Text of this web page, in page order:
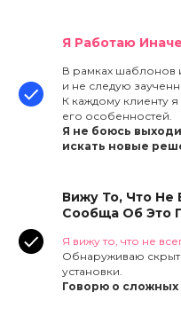
Я Работаю
В рамках шаблонов
и не следую
К каждому клиенту
его особенностей.
Я не боюсь
искать новые
Вижу То, Что Не
Сообща Об Это
Я вижу то, что не
Обнаруживаю
установки.
Говорю о сложных